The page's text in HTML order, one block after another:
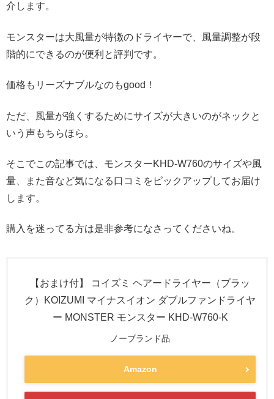
介します。
モンスターは大風量が特徴のドライヤーで、風量調整が段
階的にできるのが便利と評判です。
価格もリーズナブルなのもgood！
ただ、風量が強くするためにサイズが大きいのがネックと
いう声もちらほら。
そこでこの記事では、モンスターKHD-W760のサイズや風
量、また音など気になる口コミをピックアップしてお届け
します。
購入を迷ってる方は是非参考になさってくださいね。
【おまけ付】 コイズミ ヘアードライヤー（ブラッ
ク）KOIZUMI マイナスイオン ダブルファンドライヤ
ー MONSTER モンスター KHD-W760-K
ノーブランド品
Amazon